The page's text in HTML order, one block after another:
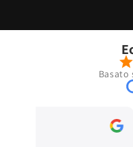
Basato